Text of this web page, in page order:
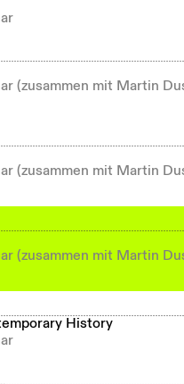
(zusammen mit Martin
(zusammen mit Martin
(zusammen mit Martin
History